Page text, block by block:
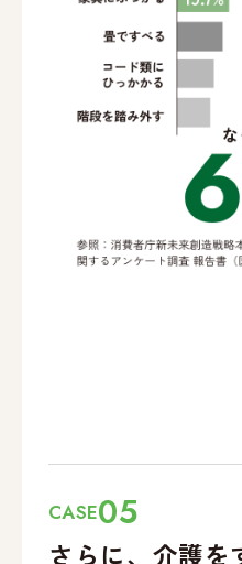
CASE05
さらに、介護を